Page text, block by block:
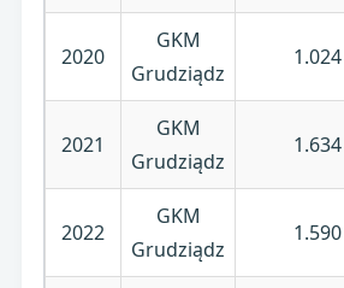
2020
GKM
Grudziądz
1.024
2021
GKM
Grudziądz
1.634
2022
GKM
Grudziądz
1.590